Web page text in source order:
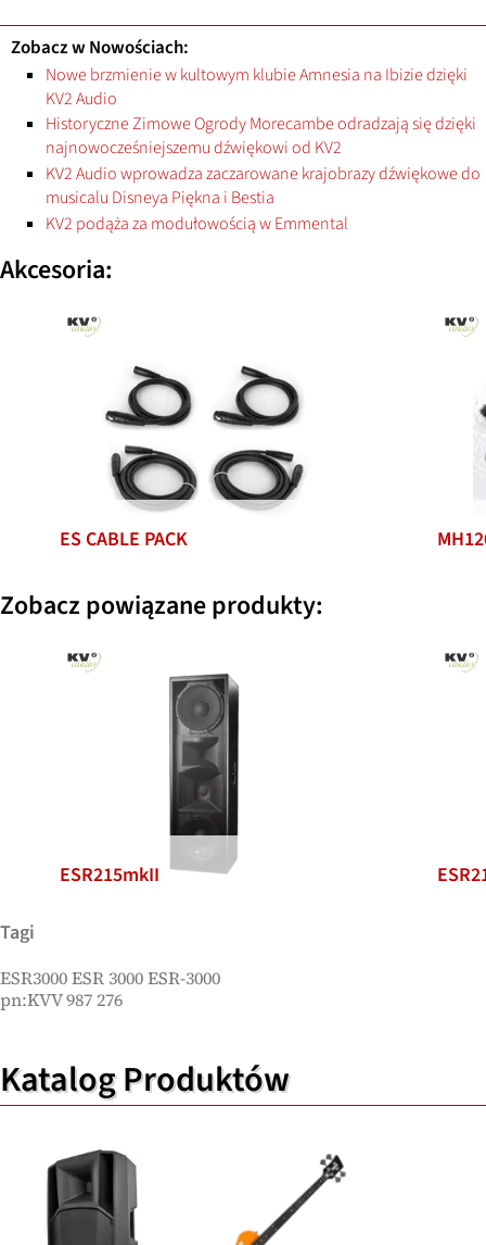
Zobacz w Nowościach:
Nowe brzmienie w kultowym klubie Amnesia na Ibizie dzięki
KV2 Audio
Historyczne Zimowe Ogrody Morecambe odradzają się dzięki
najnowocześniejszemu dźwiękowi od KV2
KV2 Audio wprowadza zaczarowane krajobrazy dźwiękowe do
musicalu Disneya Piękna i Bestia
KV2 podąża za modułowością w Emmental
Akcesoria:
ES CABLE PACK
Zobacz powiązane produkty:
ESR215mkII
Tagi
ESR3000 ESR 3000 ESR-3000
pn:KVV 987 276
Katalog Produktów